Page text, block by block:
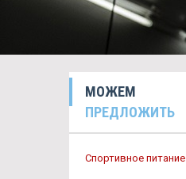
МОЖЕМ
ПРЕДЛОЖИТЬ
Спортивное питание